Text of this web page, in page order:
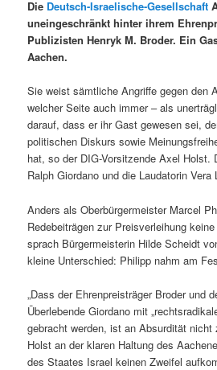
Die Deutsch-Israelische-Gesellschaft
uneingeschränkt hinter ihrem
Publizisten Henryk M. Broder. Ein
Aachen.
Sie weist sämtliche Angriffe gegen den
welcher Seite auch immer – als
darauf, dass er ihr Gast gewesen sei,
politischen Diskurs sowie
hat, so der DIG-Vorsitzende Axel Holst.
Ralph Giordano und die Laudatorin Vera
Anders als Oberbürgermeister Marcel
Redebeiträgen zur Preisverleihung
sprach Bürgermeisterin Hilde Scheidt
kleine Unterschied: Philipp nahm am
„Dass der Ehrenpreisträger Broder und
Überlebende Giordano mit
gebracht werden, ist an Absurdität nicht
Holst an der klaren Haltung des
des Staates Israel keinen Zweifel